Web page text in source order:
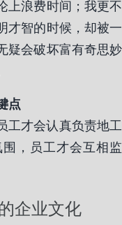
上浪费时间；我更不
才智的时候，却被一
疑会破坏富有奇思妙
点
工才会认真负责地工
，员工才会互相监
企业文化